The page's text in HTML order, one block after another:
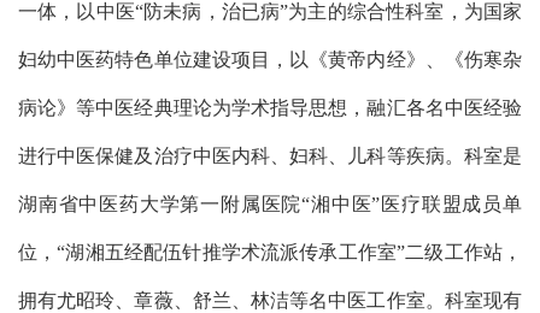
一体，以中医“防未病，治已病”为主的综合性科室，为国家
妇幼中医药特色单位建设项目，以《黄帝内经》、《伤寒杂
病论》等中医经典理论为学术指导思想，融汇各名中医经验
进行中医保健及治疗中医内科、妇科、儿科等疾病。科室是
湖南省中医药大学第一附属医院“湘中医”医疗联盟成员单
位，“湖湘五经配伍针推学术流派传承工作室”二级工作站，
拥有尤昭玲、章薇、舒兰、林洁等名中医工作室。科室现有